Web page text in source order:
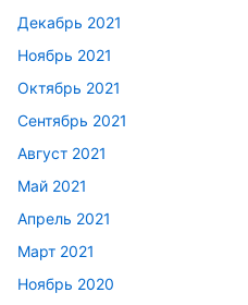
Декабрь 2021
Ноябрь 2021
Октябрь 2021
Сентябрь 2021
Август 2021
Май 2021
Апрель 2021
Март 2021
Ноябрь 2020